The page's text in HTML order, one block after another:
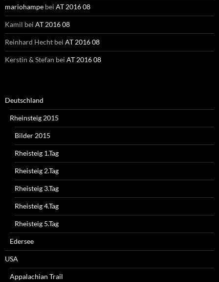
mariohampe bei AT 2016 08
Kamil bei AT 2016 08
Reinhard Hecht bei AT 2016 08
Kerstin & Stefan bei AT 2016 08
Deutschland
Rheinsteig 2015
Bilder 2015
Rheisteig 1.Tag
Rheisteig 2.Tag
Rheisteig 3.Tag
Rheisteig 4.Tag
Rheisteig 5.Tag
Edersee
USA
Appalachian Trail